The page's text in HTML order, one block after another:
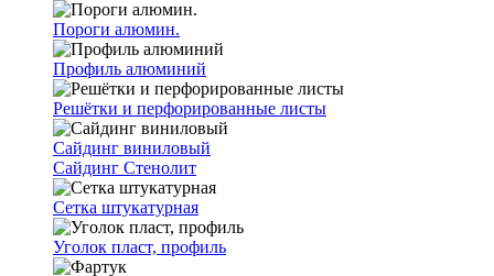
Пороги алюмин.
Профиль алюминий
Решётки и перфорированные листы
Сайдинг виниловый
Сайдинг Стенолит
Сетка штукатурная
Уголок пласт, профиль